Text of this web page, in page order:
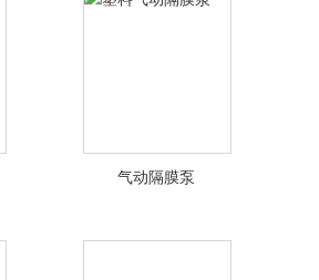
<查看详情>
气动隔膜泵